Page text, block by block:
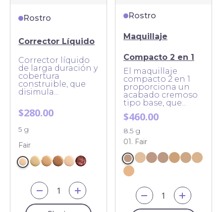
Rostro
Corrector Líquido
Corrector líquido
de larga duración y
cobertura
construible, que
disimula...
$280.00
5 g
Fair
Rostro
Maquillaje
Compacto 2 en 1
El maquillaje
compacto 2 en 1
proporciona un
acabado cremoso
tipo base, que...
$460.00
8.5 g
01. Fair